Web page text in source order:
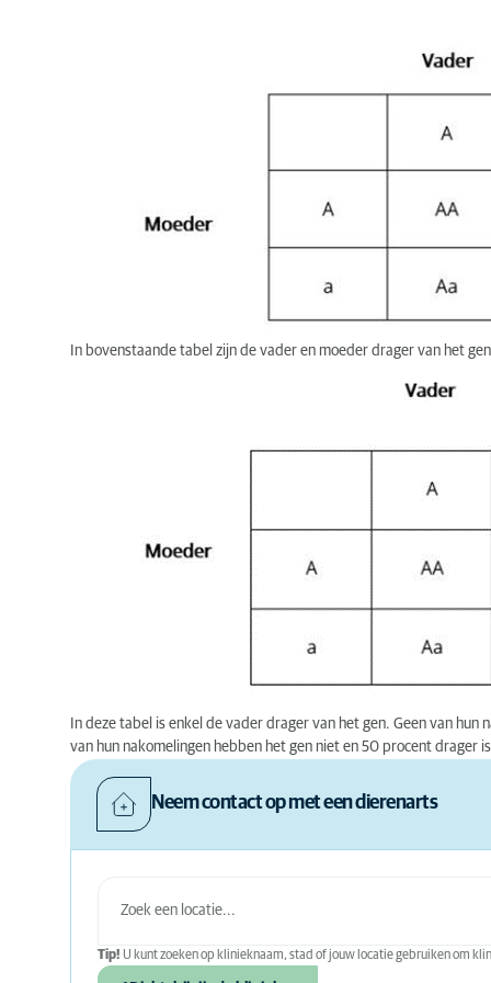
In bovenstaande tabel zijn de vader en moeder drager van het
In deze tabel is enkel de vader drager van het gen. Geen van
van hun nakomelingen hebben het gen niet en 50 procent drager
Neem contact op met een dierenarts
Tip! U kunt zoeken op klinieknaam, stad of jouw locatie gebruiken om